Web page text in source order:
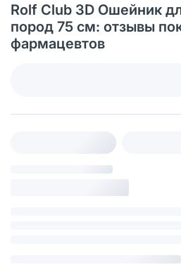
Rolf Club 3D Ошейник
пород 75 см: отзывы
фармацевтов